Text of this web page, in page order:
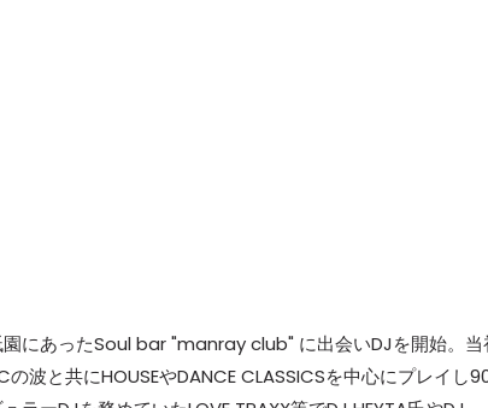
にあったSoul bar "manray club" に出会いDJを開始。当
波と共にHOUSEやDANCE CLASSICSを中心にプレイし